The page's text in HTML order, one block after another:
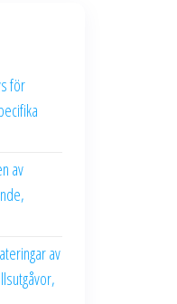
för
av
av